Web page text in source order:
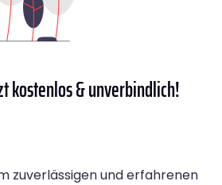
kostenlos & unverbindlich!
zuverlässigen und erfahrenen